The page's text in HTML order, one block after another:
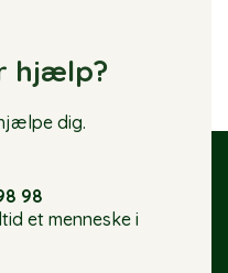
hjælp?
dig.
98
et menneske i